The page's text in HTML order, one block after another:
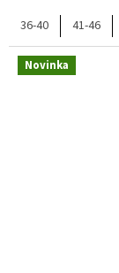
36-40 41-46
Novinka